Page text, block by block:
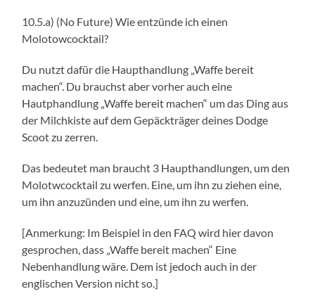
10.5.a) (No Future) Wie entzünde ich einen
Molotowcocktail?
Du nutzt dafür die Haupthandlung „Waffe bereit
machen“. Du brauchst aber vorher auch eine
Hautphandlung „Waffe bereit machen“ um das Ding aus
der Milchkiste auf dem Gepäckträger deines Dodge
Scoot zu zerren.
Das bedeutet man braucht 3 Haupthandlungen, um den
Molotwcocktail zu werfen. Eine, um ihn zu ziehen eine,
um ihn anzuzünden und eine, um ihn zu werfen.
[Anmerkung: Im Beispiel in den FAQ wird hier davon
gesprochen, dass „Waffe bereit machen“ Eine
Nebenhandlung wäre. Dem ist jedoch auch in der
englischen Version nicht so.]